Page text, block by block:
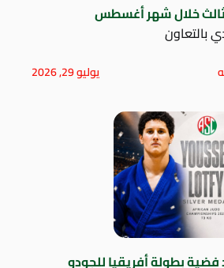
خلال شهر أغسطس
بالتعاون
يوليو 29, 2026
بطولة أفريقيا للجودو